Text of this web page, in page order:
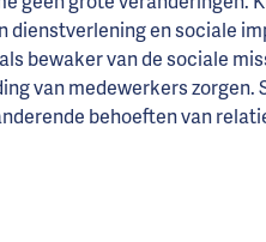
dienstverlening en sociale
bewaker van de sociale
van medewerkers zorgen.
behoeften van